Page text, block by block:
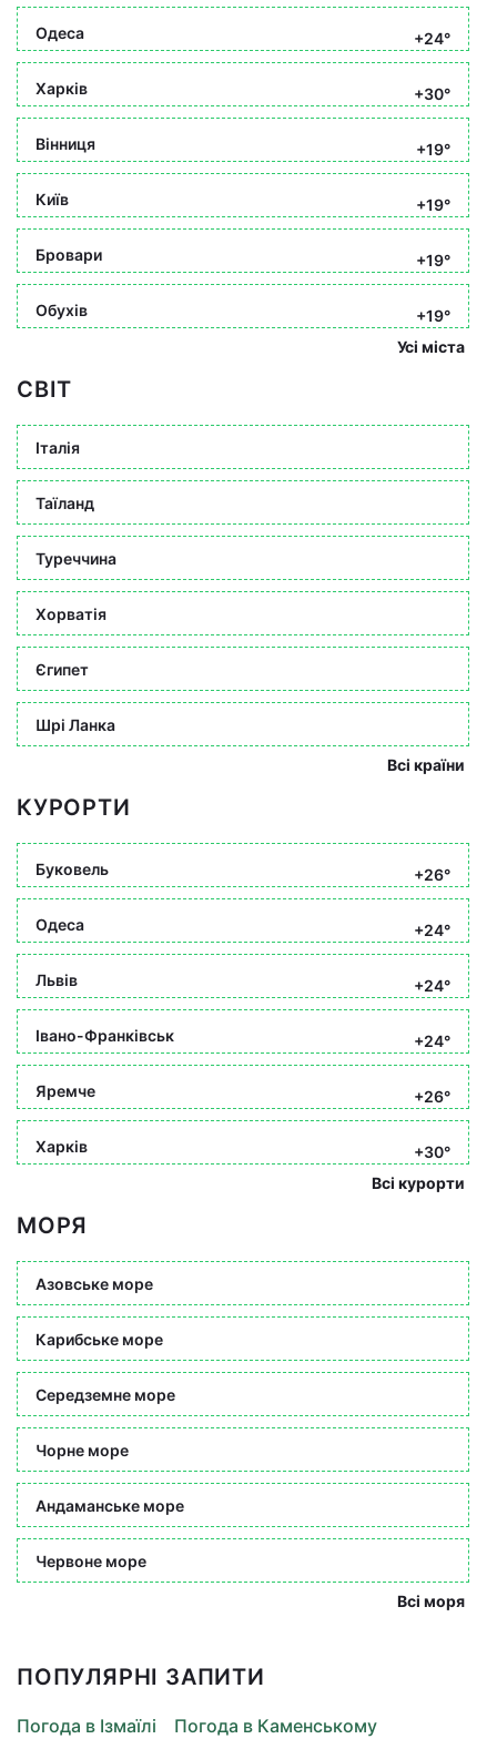
Одеса +24°
Харків +30°
Вінниця +19°
Київ +19°
Бровари +19°
Обухів
+19°
Усі міста
СВІТ
Італія
Таїланд
Туреччина
Хорватія
Єгипет
Шрі Ланка
Всі країни
КУРОРТИ
Буковель +26°
Одеса +24°
Львів +24°
Івано-Франківськ +24°
Яремче +26°
Харків
+30°
Всі курорти
МОРЯ
Азовське море
Карибське море
Середземне море
Чорне море
Андаманське море
Червоне море
Всі моря
ПОПУЛЯРНІ ЗАПИТИ
Погода в Ізмаїлі
Погода в Каменському